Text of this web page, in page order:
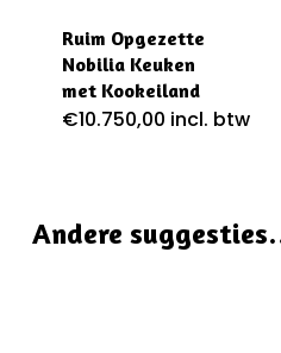
Ruim Opgezette
Nobilia Keuken
met Kookeiland
€10.750,00 incl. btw
Andere